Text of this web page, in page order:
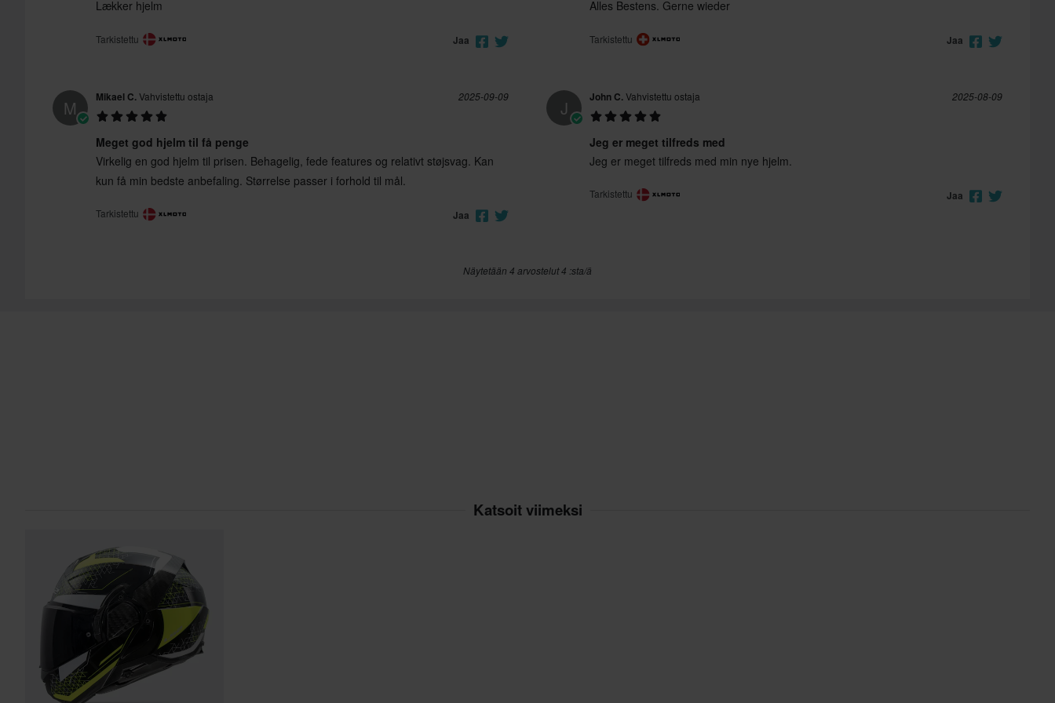
Lækker hjelm
Tarkistettu Jaa
Alles Bestens. Gerne wieder
Tarkistettu Jaa
M Mikael C.Vahvistettu ostaja 2025-09-09
Meget god hjelm til få penge
Virkelig en god hjelm til prisen. Behagelig, fede features og relativt støjsvag. Kan
kun få min bedste anbefaling. Størrelse passer i forhold til mål.
Tarkistettu Jaa
J John C.Vahvistettu ostaja 2025-08-09
Jeg er meget tilfreds med
Jeg er meget tilfreds med min nye hjelm.
Tarkistettu Jaa
Näytetään 4 arvostelut 4 :sta/ä
Katsoit viimeksi